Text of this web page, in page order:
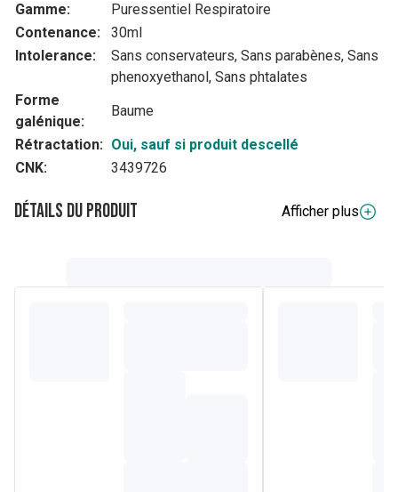
Gamme:
Puressentiel Respiratoire
Contenance:
30ml
Intolerance:
Sans conservateurs, Sans parabènes, Sans
phenoxyethanol, Sans phtalates
Forme
galénique:
Baume
Rétractation: Oui, sauf si produit descellé
CNK:
3439726
Détails du produit
Afficher plus
de karité aux propriétés hydratantes et nourrissantes,